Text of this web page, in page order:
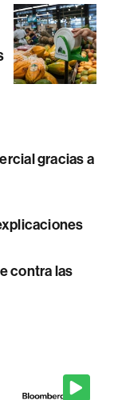
gracias a
contra las